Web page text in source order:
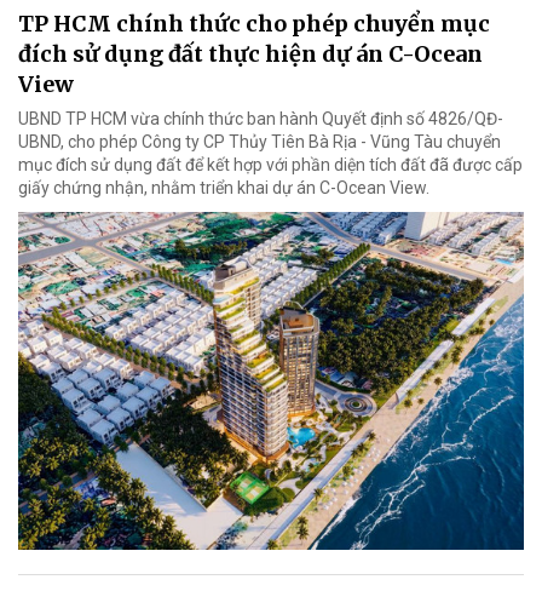
TP HCM chính thức cho phép chuyển mục
đích sử dụng đất thực hiện dự án C-Ocean
View
UBND TP HCM vừa chính thức ban hành Quyết định số 4826/QĐ-
UBND, cho phép Công ty CP Thủy Tiên Bà Rịa - Vũng Tàu chuyển
mục đích sử dụng đất để kết hợp với phần diện tích đất đã được cấp
giấy chứng nhận, nhằm triển khai dự án C-Ocean View.